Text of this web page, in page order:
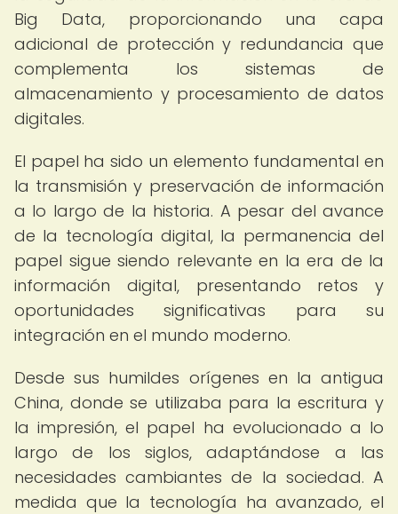
Big Data, proporcionando una capa
adicional de protección y redundancia que
complementa los sistemas de
almacenamiento y procesamiento de datos
digitales.
El papel ha sido un elemento fundamental en
la transmisión y preservación de información
a lo largo de la historia. A pesar del avance
de la tecnología digital, la permanencia del
papel sigue siendo relevante en la era de la
información digital, presentando retos y
oportunidades significativas para su
integración en el mundo moderno.
Desde sus humildes orígenes en la antigua
China, donde se utilizaba para la escritura y
la impresión, el papel ha evolucionado a lo
largo de los siglos, adaptándose a las
necesidades cambiantes de la sociedad. A
medida que la tecnología ha avanzado, el